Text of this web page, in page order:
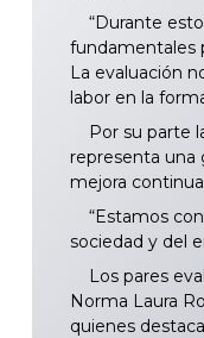
“Durante
fundamentales
La evaluación
labor en la
Por su parte
representa una
mejora
“Estamos
sociedad y del
Los pares
Norma Laura
quienes